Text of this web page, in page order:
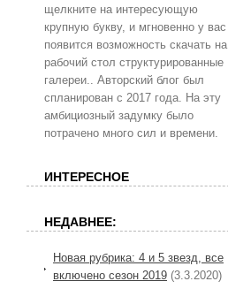
щелкните на интересующую
крупную букву, и мгновенно у вас
появится возможность скачать на
рабочий стол структурированные
галереи.. Авторский блог был
спланирован с 2017 года. На эту
амбициозный задумку было
потрачено много сил и времени.
ИНТЕРЕСНОЕ
НЕДАВНЕЕ:
Новая рубрика: 4 и 5 звезд, все
включено сезон 2019 (3.3.2020)